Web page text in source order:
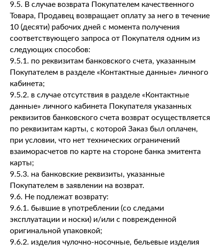
9.5. В случае возврата Покупателем качественного
Товара, Продавец возвращает оплату за него в течение
10 (десяти) рабочих дней с момента получения
соответствующего запроса от Покупателя одним из
следующих способов:
9.5.1. по реквизитам банковского счета, указанным
Покупателем в разделе «Контактные данные» личного
кабинета;
9.5.2. в случае отсутствия в разделе «Контактные
данные» личного кабинета Покупателя указанных
реквизитов банковского счета возврат осуществляется
по реквизитам карты, с которой Заказ был оплачен,
при условии, что нет технических ограничений
взаиморасчетов по карте на стороне банка эмитента
карты;
9.5.3. на банковские реквизиты, указанные
Покупателем в заявлении на возврат.
9.6. Не подлежат возврату:
9.6.1. бывшие в употреблении (со следами
эксплуатации и носки) и/или с поврежденной
оригинальной упаковкой;
9.6.2. изделия чулочно-носочные, бельевые изделия